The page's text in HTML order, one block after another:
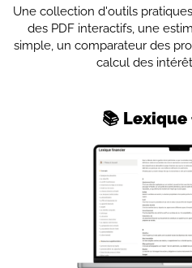
Une collection d'outils
des PDF interactifs, une
simple, un comparateur des
calcul des
📚